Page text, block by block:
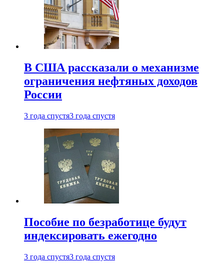
В США рассказали о механизме
ограничения нефтяных доходов
России
3 года спустя3 года спустя
Пособие по безработице будут
индексировать ежегодно
3 года спустя3 года спустя